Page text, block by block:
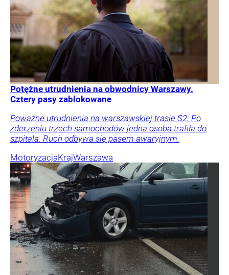
Potężne utrudnienia na obwodnicy Warszawy.
Cztery pasy zablokowane
Poważne utrudnienia na warszawskiej trasie S2. Po
zderzeniu trzech samochodów jedna osoba trafiła do
szpitala. Ruch odbywa się pasem awaryjnym.
MotoryzacjaKrajWarszawa